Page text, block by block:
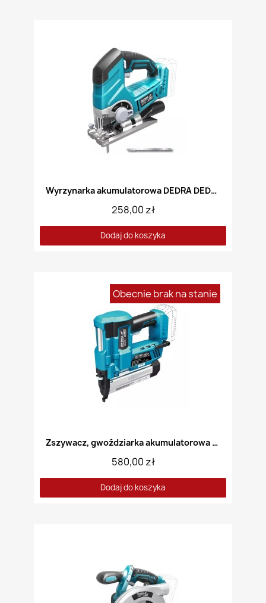
Wyrzynarka akumulatorowa DEDRA DED7060
258,00 zł
Dodaj do koszyka
Obecnie brak na stanie
Zszywacz, gwoździarka akumulatorowa DEDRA DED7053
580,00 zł
Dodaj do koszyka